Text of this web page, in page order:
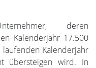
deren
Kalenderjahr 17.500
Kalenderjahr
übersteigen wird. In